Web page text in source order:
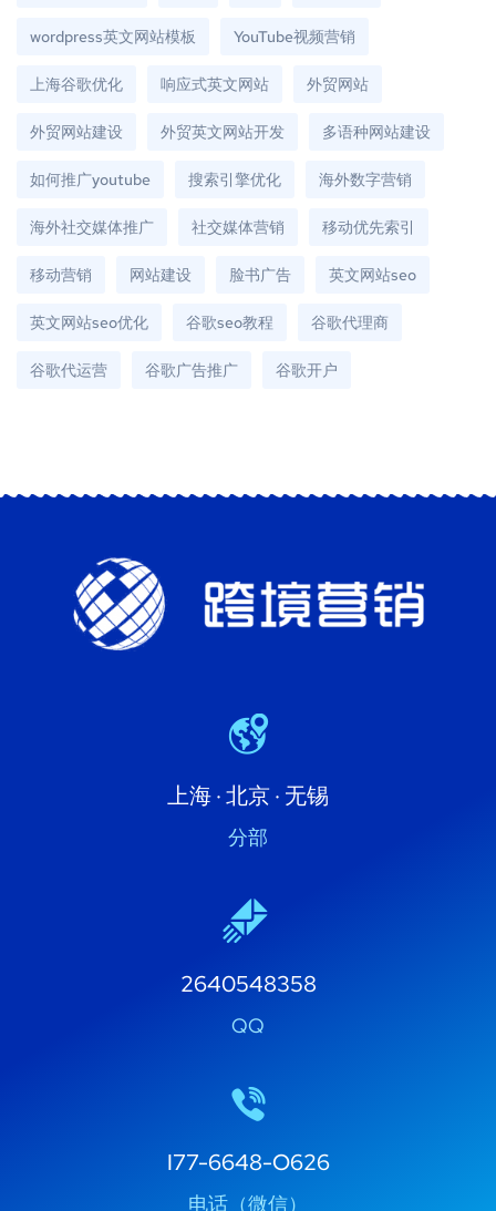
wordpress英文网站模板 YouTube视频营销
上海谷歌优化 响应式英文网站 外贸网站
外贸网站建设 外贸英文网站开发 多语种网站建设
如何推广youtube 搜索引擎优化 海外数字营销
海外社交媒体推广 社交媒体营销 移动优先索引
移动营销 网站建设 脸书广告 英文网站seo
英文网站seo优化 谷歌seo教程 谷歌代理商
谷歌代运营 谷歌广告推广 谷歌开户
上海 · 北京 · 无锡
分部
2640548358
QQ
I77-6648-O626
电话（微信）